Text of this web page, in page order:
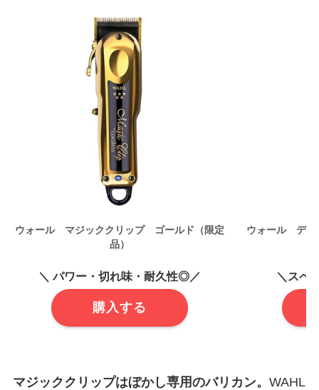
ウォール マジッククリップ ゴールド（限定
品）
＼ パワー・切れ味・耐久性◎／
購入する
ウォール デ
＼スペ
マジッククリップはぼかし専用のバリカン。 WAHL